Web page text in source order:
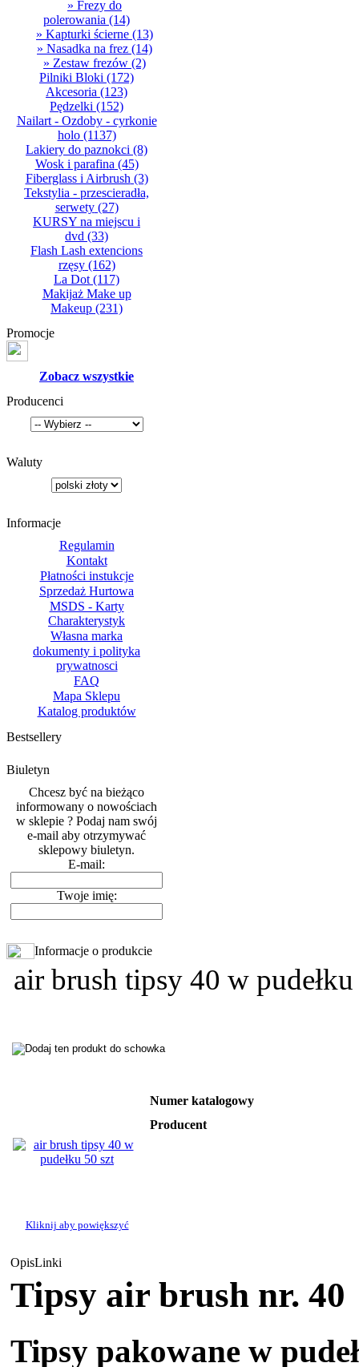
» Frezy do
polerowania (14)
» Kapturki ścierne (13)
» Nasadka na frez (14)
» Zestaw frezów (2)
Pilniki Bloki (172)
Akcesoria (123)
Pędzelki (152)
Nailart - Ozdoby - cyrkonie
holo(1137)
Lakiery do paznokci (8)
Wosk i parafina (45)
Fiberglass i Airbrush (3)
Tekstylia - przescieradła,
serwety(27)
KURSY na miejscu i
dvd (33)
Flash Lash extencions
rzęsy(162)
La Dot (117)
Makijaż Make up
Makeup (231)
Promocje
Zobacz wszystkie
Producenci
Waluty
Informacje
Regulamin
Kontakt
Płatności instukcje
Sprzedaż Hurtowa
MSDS - Karty
Charakterystyk
Własna marka
dokumenty i polityka
prywatnosci
FAQ
Mapa Sklepu
Katalog produktów
Bestsellery
Biuletyn
Chcesz być na bieżąco
informowany o nowościach
w sklepie ? Podaj nam swój
e-mail aby otrzymywać
sklepowy biuletyn.
E-mail:
Twoje imię:
Informacje o produkcie
air brush tipsy 40 w
Kliknij aby powiększyć
Numer katalogowy
Producent
OpisLinki
Tipsy air brush nr. 40
Tipsy pakowane w